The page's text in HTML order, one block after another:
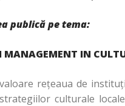
publică pe tema:
MANAGEMENT IN
reţeaua de
culturale